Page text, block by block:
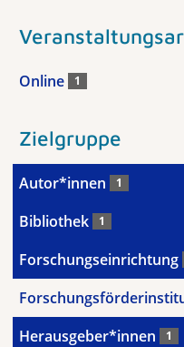
Online 1
Zielgruppe
Autor*innen 1
Bibliothek 1
Forschungseinrichtung
Herausgeber*innen 1